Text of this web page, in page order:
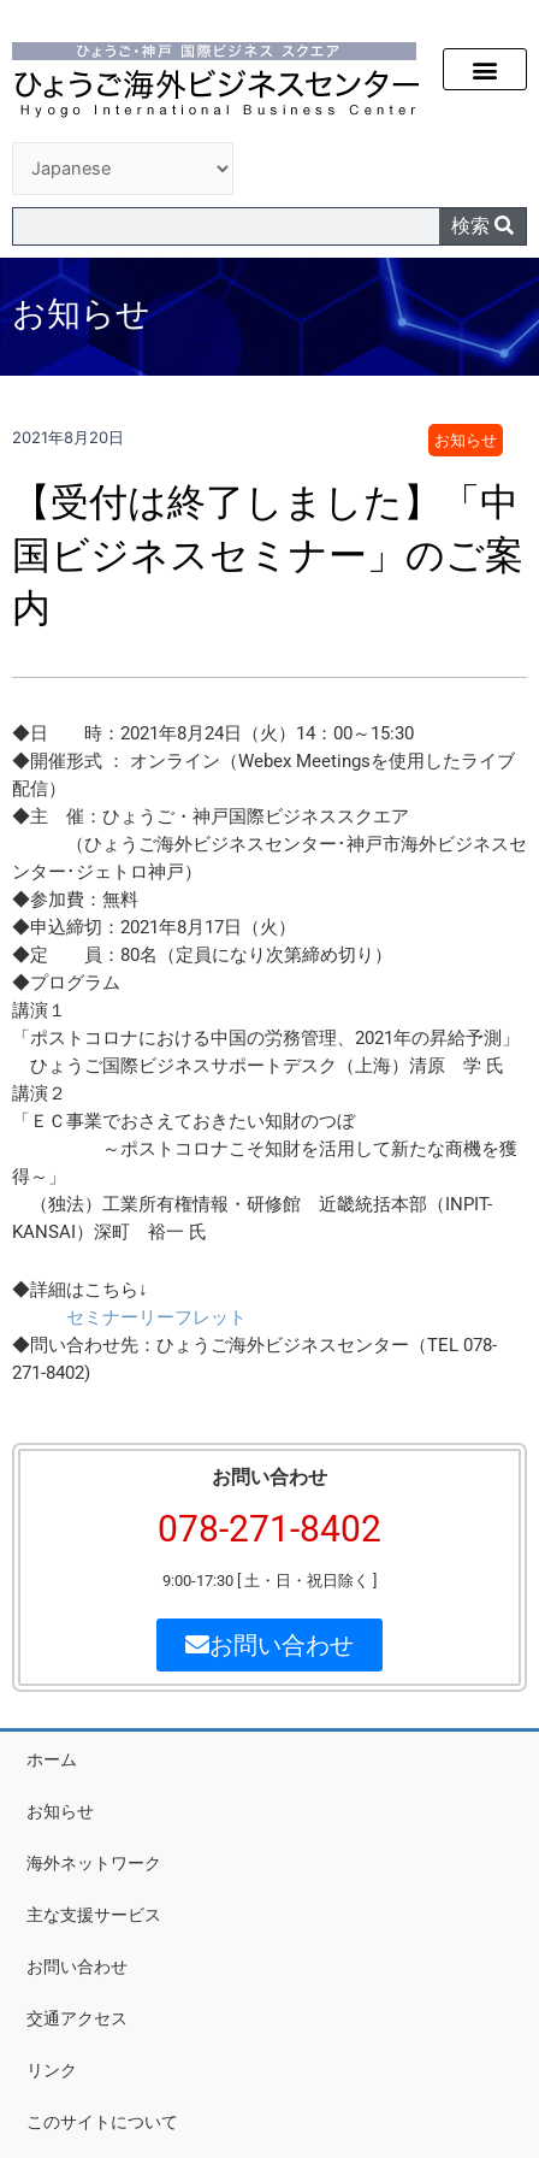
検索
お知らせ
2021年8月20日 お知らせ
【受付は終了しました】「中
国ビジネスセミナー」のご案
内
◆日 時：2021年8月24日（火）14：00～15:30
◆開催形式 ： オンライン（Webex Meetingsを使用したライブ
配信）
◆主 催：ひょうご・神戸国際ビジネススクエア
（ひょうご海外ビジネスセンター･神戸市海外ビジネスセ
ンター･ジェトロ神戸）
◆参加費：無料
◆申込締切：2021年8月17日（火）
◆定 員：80名（定員になり次第締め切り）
◆プログラム
講演１
「ポストコロナにおける中国の労務管理、2021年の昇給予測」
ひょうご国際ビジネスサポートデスク（上海）清原 学 氏
講演２
「ＥＣ事業でおさえておきたい知財のつぼ
～ポストコロナこそ知財を活用して新たな商機を獲
得～」
（独法）工業所有権情報・研修館 近畿統括本部（INPIT-
KANSAI）深町 裕一 氏
◆詳細はこちら↓
セミナーリーフレット
◆問い合わせ先：ひょうご海外ビジネスセンター（TEL 078-
271-8402)
お問い合わせ
078-271-8402
9:00-17:30 [ 土・日・祝日除く ]
お問い合わせ
ホーム
お知らせ
海外ネットワーク
主な支援サービス
お問い合わせ
交通アクセス
リンク
このサイトについて